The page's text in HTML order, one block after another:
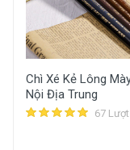
Chì Xé Kẻ Lông
Nội Địa Trung
67